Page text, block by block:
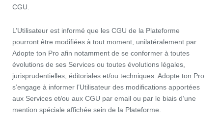
CGU.
L’Utilisateur est informé que les CGU de la Plateforme
pourront être modifiées à tout moment, unilatéralement par
Adopte ton Pro afin notamment de se conformer à toutes
évolutions de ses Services ou toutes évolutions légales,
jurisprudentielles, éditoriales et/ou techniques. Adopte ton Pro
s’engage à informer l’Utilisateur des modifications apportées
aux Services et/ou aux CGU par email ou par le biais d’une
mention spéciale affichée sein de la Plateforme.